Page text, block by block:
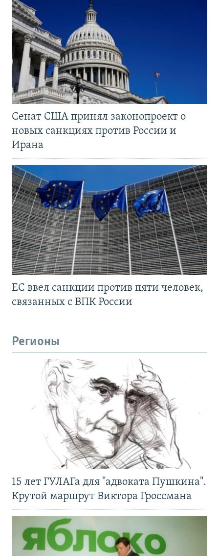
Сенат США принял законопроект о
новых санкциях против России и
Ирана
ЕС ввел санкции против пяти человек,
связанных с ВПК России
Регионы
15 лет ГУЛАГа для "адвоката Пушкина".
Крутой маршрут Виктора Гроссмана